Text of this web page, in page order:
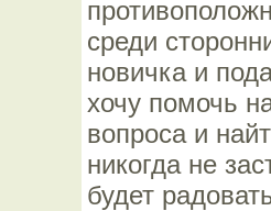
среди
новичка и
хочу помочь
вопроса и
никогда не
будет